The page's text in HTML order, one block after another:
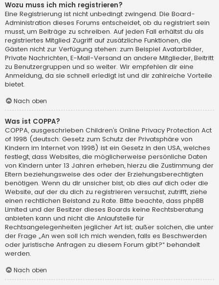
Wozu muss ich mich registrieren?
Eine Registrierung ist nicht unbedingt zwingend. Die Board-
Administration dieses Forums entscheidet, ob du registriert sein
musst, um Beiträge zu schreiben. Auf jeden Fall erhältst du als
registriertes Mitglied Zugriff auf zusätzliche Funktionen, die
Gästen nicht zur Verfügung stehen: zum Beispiel Avatarbilder,
Private Nachrichten, E-Mail-Versand an andere Mitglieder, Beitritt
zu Benutzergruppen und so weiter. Wir empfehlen dir eine
Anmeldung, da sie schnell erledigt ist und dir zahlreiche Vorteile
bietet.
Nach oben
Was ist COPPA?
COPPA, ausgeschrieben Children’s Online Privacy Protection Act
of 1998 (deutsch: Gesetz zum Schutz der Privatsphäre von
Kindern im Internet von 1998) ist ein Gesetz in den USA, welches
festlegt, dass Websites, die möglicherweise persönliche Daten
von Kindern unter 13 Jahren erheben, hierzu die Zustimmung der
Eltern beziehungsweise des oder der Erziehungsberechtigten
benötigen. Wenn du dir unsicher bist, ob dies auf dich oder die
Website, auf der du dich zu registrieren versuchst, zutrifft, ziehe
einen rechtlichen Beistand zu Rate. Bitte beachte, dass phpBB
Limited und der Besitzer dieses Boards keine Rechtsberatung
anbieten kann und nicht die Anlaufstelle für
Rechtsangelegenheiten jeglicher Art ist; außer solchen, die unter
der Frage „An wen soll ich mich wenden, falls es Beschwerden
oder juristische Anfragen zu diesem Forum gibt?“ behandelt
werden.
Nach oben